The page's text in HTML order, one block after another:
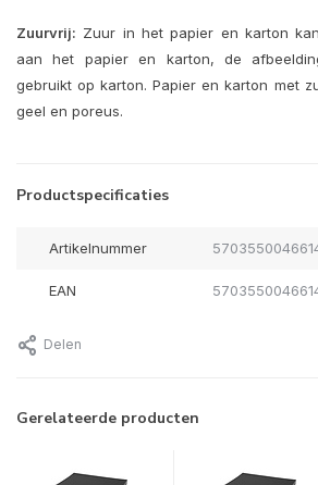
Zuurvrij: Zuur in het papier en karton
aan het papier en karton, de
gebruikt op karton. Papier en karton met
geel en poreus.
Productspecificaties
Artikelnummer
EAN
Delen
Gerelateerde producten